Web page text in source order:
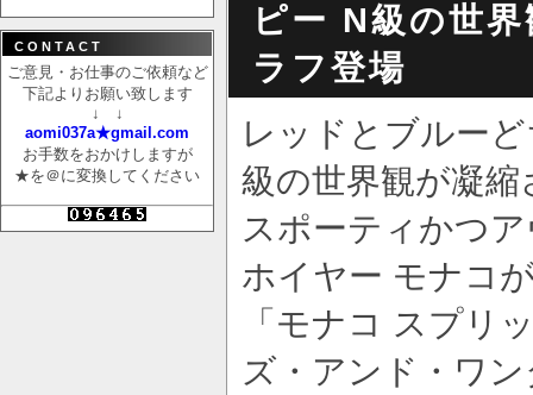
ピー N級の世
ラフ登場
レッドとブルー
級の世界観が凝
スポーティかつ
ホイヤー モナコ
「モナコ スプリ
ズ・アンド・ワ
CONTACT
ご意見・お仕事のご依頼など
下記よりお願い致します
↓ ↓
aomi037a★gmail.com
お手数をおかけしますが
★を＠に変換してください